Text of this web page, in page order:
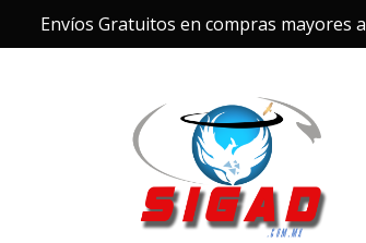
Envíos Gratuitos en compras mayores a